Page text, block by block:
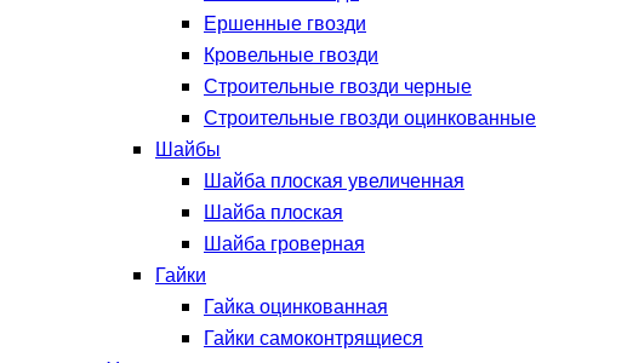
Ершенные гвозди
Кровельные гвозди
Строительные гвозди черные
Строительные гвозди оцинкованные
Шайбы
Шайба плоская увеличенная
Шайба плоская
Шайба гроверная
Гайки
Гайка оцинкованная
Гайки самоконтрящиеся